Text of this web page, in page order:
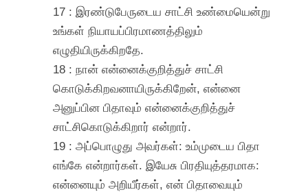
17 : இரண்டுபேருடைய சாட்சி உண்மையென்று
உங்கள் நியாயப்பிரமாணத்திலும்
எழுதியிருக்கிறதே.
18 : நான் என்னைக்குறித்துச் சாட்சி
கொடுக்கிறவனாயிருக்கிறேன், என்னை
அனுப்பின பிதாவும் என்னைக்குறித்துச்
சாட்சிகொடுக்கிறார் என்றார்.
19 : அப்பொழுது அவர்கள்: உம்முடைய பிதா
எங்கே என்றார்கள். இயேசு பிரதியுத்தரமாக:
என்னையும் அறியீர்கள், என் பிதாவையும்